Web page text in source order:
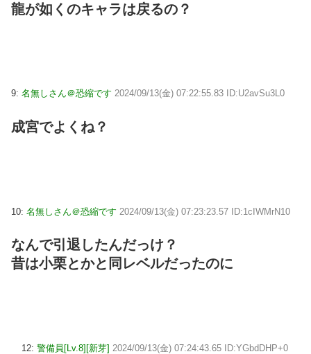
龍が如くのキャラは戻るの？
9: 名無しさん＠恐縮です 2024/09/13(金) 07:22:55.83 ID:U2avSu3L0
成宮でよくね？
10: 名無しさん＠恐縮です 2024/09/13(金) 07:23:23.57 ID:1cIWMrN10
なんで引退したんだっけ？
昔は小栗とかと同レベルだったのに
12: 警備員[Lv.8][新芽] 2024/09/13(金) 07:24:43.65 ID:YGbdDHP+0